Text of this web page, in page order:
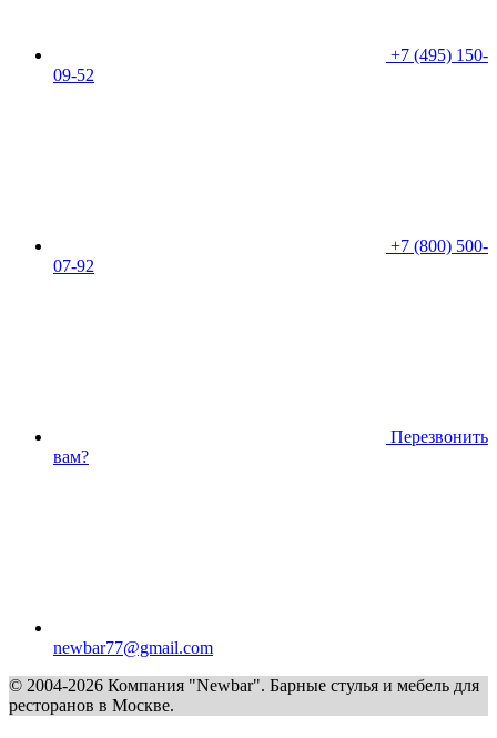
+7 (495) 150-
09-52
+7 (800) 500-
07-92
Перезвонить
вам?
newbar77@gmail.com
© 2004-2026 Компания "Newbar". Барные стулья и мебель для
ресторанов в Москве.